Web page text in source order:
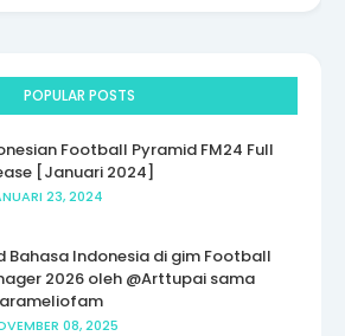
POPULAR POSTS
Football Pyramid FM24 Full
[Januari 2024]
23, 2024
Bahasa Indonesia di gim Football
2026 oleh @Arttupai sama
08, 2025